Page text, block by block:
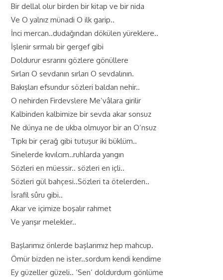
Bir dellal olur birden bir kitap ve bir nida
Ve O yalnız münadi O ilk garip..
İnci mercan..dudağından dökülen yüreklere..
İşlenir sırmalı bir gergef gibi
Doldurur esrarını gözlere gönüllere
Sırları O sevdanın sırları O sevdalının.
Bakışları efsundur sözleri baldan nehir..
O nehirden Firdevslere Me’vâlara girilir
Kalbinden kalbimize bir sevda akar sonsuz
Ne dünya ne de ukba olmuyor bir an O’nsuz
Tıpkı bir çerağ gibi tutuşur iki büklüm..
Sinelerde kıvılcım..ruhlarda yangın
Sözleri en müessir.. sözleri en içli..
Sözleri gül bahçesi..Sözleri ta ötelerden..
İsrafil sûru gibi..
Akar ve içimize boşalır rahmet
Ve yarışır melekler..
Başlarımız önlerde başlarımız hep mahcup.
Ömür bizden ne ister..sordum kendi kendime
Ey güzeller güzeli.. ‘Sen’ doldurdum gönlüme